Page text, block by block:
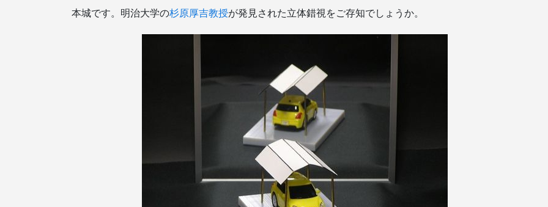
本城です。明治大学の杉原厚吉教授が発見された立体錯視をご存知でしょうか。